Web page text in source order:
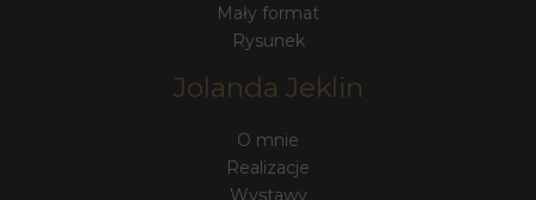
Mały format
Rysunek
Jolanda Jeklin
O mnie
Realizacje
Wystawy